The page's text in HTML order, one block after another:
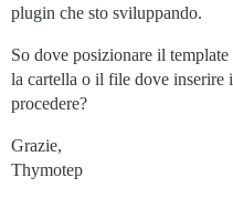
plugin che sto sviluppando.
So dove posizionare il
la cartella o il file dove inserire
procedere?
Grazie,
Thymotep